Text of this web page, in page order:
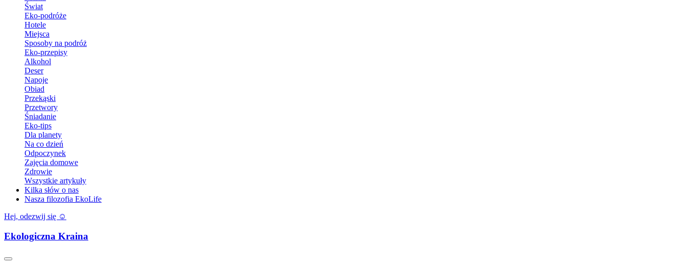
Świat
Eko-podróże
Hotele
Miejsca
Sposoby na podróż
Eko-przepisy
Alkohol
Deser
Napoje
Obiad
Przekąski
Przetwory
Śniadanie
Eko-tips
Dla planety
Na co dzień
Odpoczynek
Zajęcia domowe
Zdrowie
Wszystkie artykuły
Kilka słów o nas
Nasza filozofia EkoLife
Hej, odezwij się ☺️
Ekologiczna Kraina